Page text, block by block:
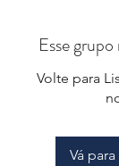
Esse
Volte para
Vá